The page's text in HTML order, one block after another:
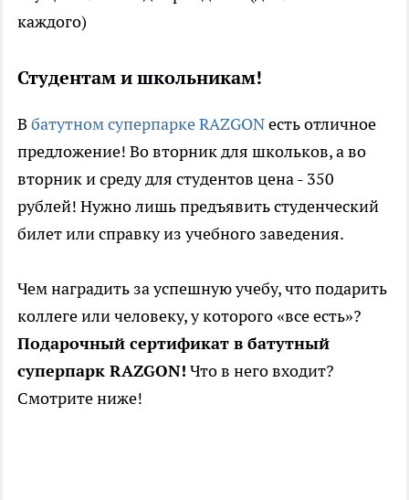
каждого)
Студентамишкольникам!
В батутном суперпарке RAZGONесть отличное
предложение! Во вторник для школьков, а во
вторник и среду для студентов цена - 350
рублей! Нужно лишь предъявить студенческий
билет или справку из учебного заведения.
Чем наградить за успешную учебу, что подарить
коллеге или человеку, у которого «все есть»?
Подарочный сертификат в батутный
суперпарк RAZGON! Что в него входит?
Смотрите ниже!